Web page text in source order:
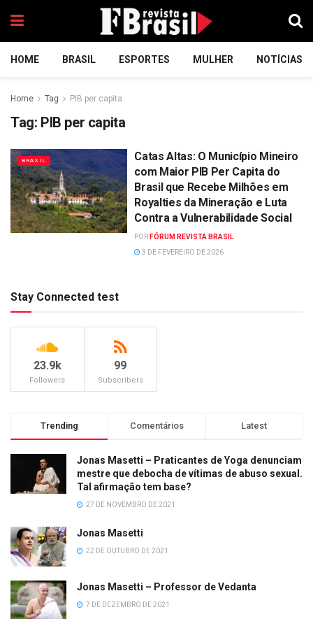
HOME BRASIL ESPORTES MULHER NOTÍCIAS
Home Tag PIB per capita
Tag: PIB per capita
BRASIL
Catas Altas: O Município Mineiro
com Maior PIB Per Capita do
Brasil que Recebe Milhões em
Royalties da Mineração e Luta
Contra a Vulnerabilidade Social
POR FÓRUM REVISTA BRASIL
3 DE FEVEREIRO DE 2026
Stay Connected test
23.9k
Followers
99
Subscribers
Trending Comentários Latest
Jonas Masetti – Praticantes de Yoga denunciam
mestre que debocha de vítimas de abuso sexual.
Tal afirmação tem base?
27 DE NOVEMBRO DE 2021
Jonas Masetti
22 DE OUTUBRO DE 2021
Jonas Masetti – Professor de Vedanta
7 DE DEZEMBRO DE 2021